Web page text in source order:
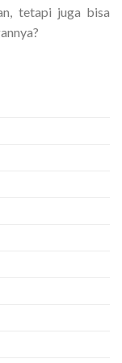
tetapi juga bisa